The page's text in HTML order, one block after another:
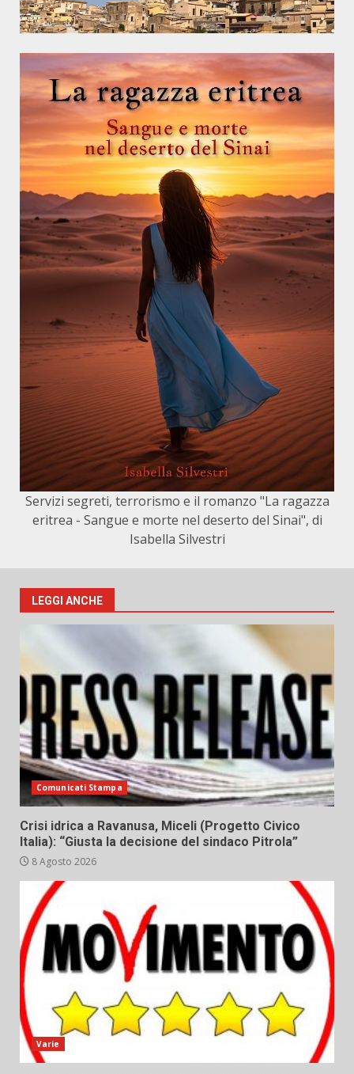
Servizi segreti, terrorismo e il romanzo "La ragazza
eritrea - Sangue e morte nel deserto del Sinai", di
Isabella Silvestri
LEGGI ANCHE
Comunicati Stampa
Crisi idrica a Ravanusa, Miceli (Progetto Civico
Italia): “Giusta la decisione del sindaco Pitrola”
8 Agosto 2026
Varie